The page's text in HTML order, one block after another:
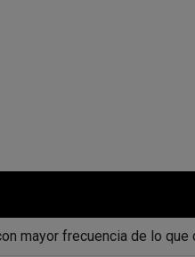
mayor frecuencia de lo que